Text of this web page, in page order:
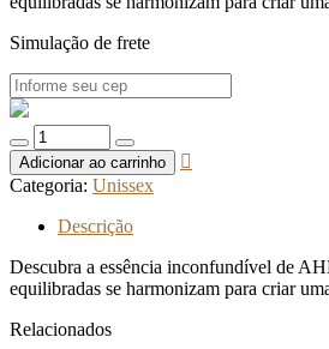
Simulação de frete
Quantidade
de
AHMED
ROSE
NOIR
Adicionar ao carrinho
Categoria: Unissex
Descrição
Descubra a essência inconfundível de
equilibradas se harmonizam para criar
Relacionados